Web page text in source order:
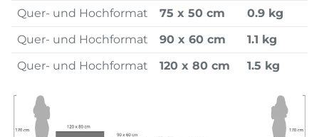
Quer- und Hochformat
75 x 50 cm
0.9 kg
Quer- und Hochformat
90 x 60 cm
1.1 kg
Quer- und Hochformat
120 x 80 cm 1.5 kg